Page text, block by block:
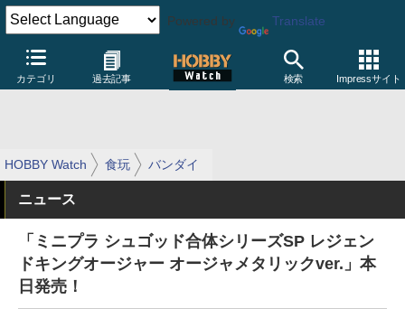
Powered by Translate
カテゴリ 過去記事 検索 Impressサイト
HOBBY Watch 食玩 バンダイ
ニュース
「ミニプラ シュゴッド合体シリーズSP レジェン
ドキングオージャー オージャメタリックver.」本
日発売！